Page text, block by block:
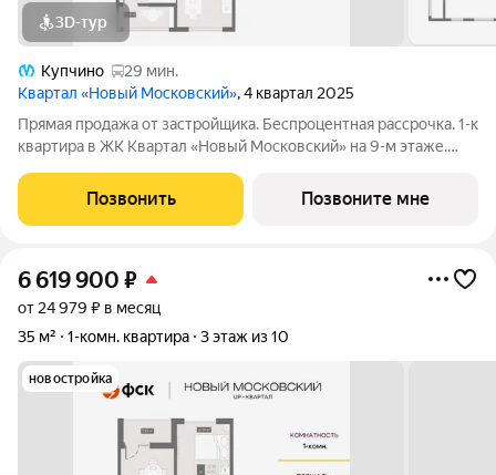
3D-тур
Купчино
29 мин.
Квартал «Новый Московский», 4 квартал 2025
Прямая продажа от застройщика. Беспроцентная рассрочка. 1-к
квартира в ЖК Квартал «Новый Московский» на 9-м этаже.
квартал «Новый Московский» в Пушкинском районе. Этот
комплекс объединит в себе
Позвонить Позвоните мне
6 619 900 ₽
от 24 979 ₽ в месяц
35 м²
1-комн. квартира 3 этаж из 10
новостройка